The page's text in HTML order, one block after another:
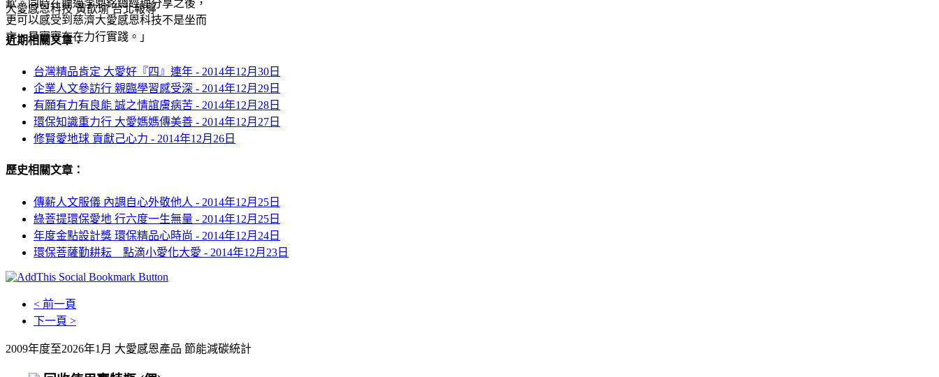
大愛感恩科技 黃歆瑜 台北報導
近期相關文章：
台灣精品肯定 大愛好『四』連年 - 2014年12月30日
企業人文參訪行 親臨學習感受深 - 2014年12月29日
有願有力有良能 誠之情誼膚病苦 - 2014年12月28日
環保知識重力行 大愛媽媽傳美善 - 2014年12月27日
修賢愛地球 貢獻己心力 - 2014年12月26日
歷史相關文章：
傳薪人文服儀 內調自心外敬他人 - 2014年12月25日
綠菩提環保愛地 行六度一生無量 - 2014年12月25日
年度金點設計獎 環保精品心時尚 - 2014年12月24日
環保菩薩勤耕耘 點滴小愛化大愛 - 2014年12月23日
< 前一頁
下一頁 >
2009年度至2026年1月 大愛感恩產品 節能減碳統計